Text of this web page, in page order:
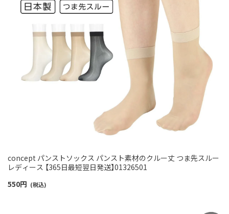
concept パンストソックス パンスト素材のクルー丈 つま先スルー
レディース 【365日最短翌日発送】01326501
550円 (税込)